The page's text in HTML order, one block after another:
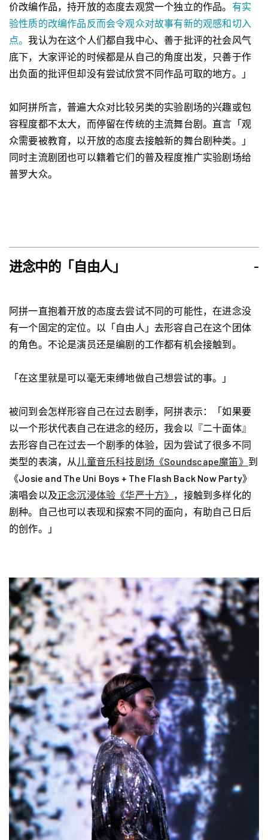
价改编作品，持开放的态度去观赏一个独立的作品。 有实
验性质的改编作品反而会令观众对故事有新的观感和切入
点。我认为在这个人们都自我中心、善于批评的社会风气
底下，大家评论的时候都是从自己的角度出发，只善于作
出负面的批评但却没有尝试欣赏不同作品可取的地方。」
如阿拼所言，普遍大众对比较另类的实验剧场的兴趣或包
容程度都不太大，而停留在传统的主流舞台剧。直言「观
众需要被教育，以开放的态度去接触新的舞台剧种类。」
同时主流剧团也可以籍着它们的普及程度推广实验剧场给
普罗大众。
进念中的「自由人」 -
阿拼一直抱着开放的态度去尝试不同的可能性，在进念没
有一个固定的定位。以「自由人」去形容自己在这个团体
的角色。不论是演员还是编剧的工作都有机会接触到。
「在这里就是可以毫无束缚地做自己想尝试的事。」
被问到会怎样形容自己在过去剧季，阿拼表示：「如果要
以一个形状代表自己在进念的经历，我会以『二十面体』
去形容自己在过去一个剧季的体验，因为尝试了很多不同
类型的表演，从 儿童音乐科技剧场《Soundscape魔笛》 到
《Josie and The Uni Boys + The Flash Back Now Party》
演唱会以及正念沉浸体验《华严十方》 ，接触到多样化的
剧种。自己也可以表现和探索不同的面向，有助自己日后
的创作。」